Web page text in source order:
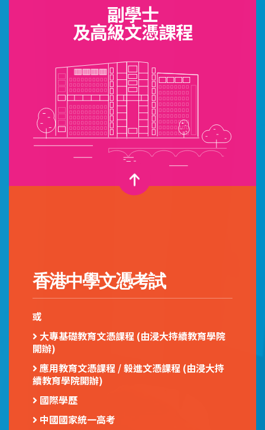
香港中學文憑考試
或
大專基礎教育文憑課程 (由浸大持續教育學院
開辦)
應用教育文憑課程 / 毅進文憑課程 (由浸大持
續教育學院開辦)
國際學歷
中國國家統一高考
副學士
及高級文憑課程